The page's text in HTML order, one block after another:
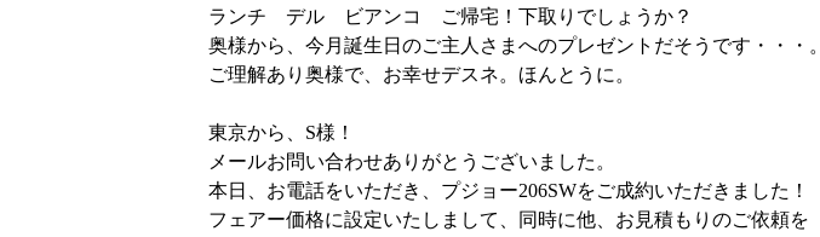
ランチ デル ビアンコ ご帰宅！下取りでしょうか？
奥様から、今月誕生日のご主人さまへのプレゼントだそうです・・・。
ご理解あり奥様で、お幸せデスネ。ほんとうに。
東京から、S様！
メールお問い合わせありがとうございました。
本日、お電話をいただき、プジョー206SWをご成約いただきました！
フェアー価格に設定いたしまして、同時に他、お見積もりのご依頼を